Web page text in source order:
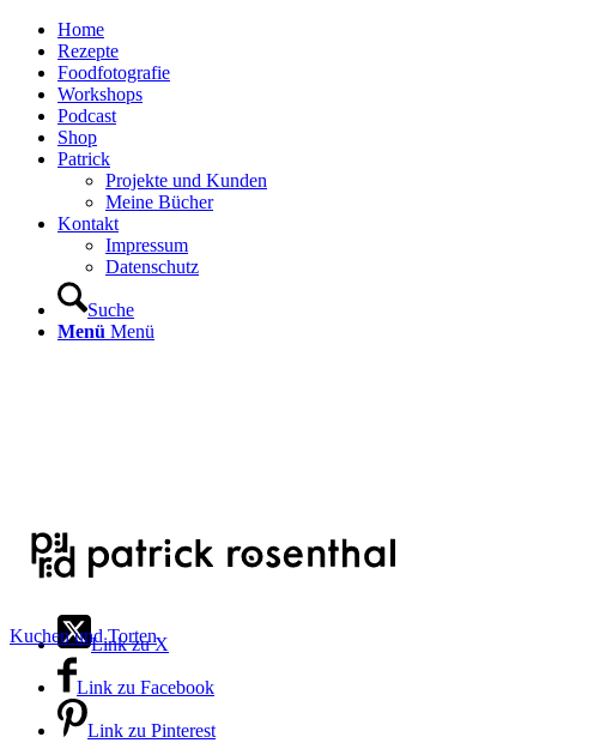
Home
Rezepte
Foodfotografie
Workshops
Podcast
Shop
Patrick
Projekte und Kunden
Meine Bücher
Kontakt
Impressum
Datenschutz
Suche
Menü Menü
Link zu X
Link zu Facebook
Link zu Pinterest
Kuchen und Torten